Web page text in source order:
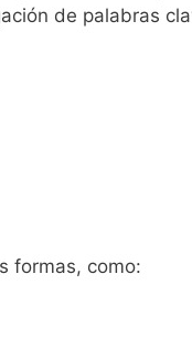
de palabras
formas, como: